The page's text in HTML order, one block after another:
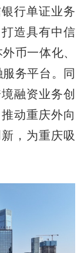
行单证业务
造具有中信
币一体化、
务平台。同
融资业务创
动重庆外向
，为重庆吸